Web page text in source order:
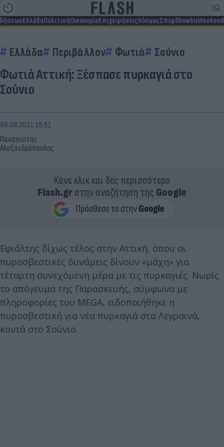
ΕλλάδαΠολιτικήΟικονομίαΕπιχειρήσειςΚόσμοςΣπορShowbizWeekend
Ελλάδα Περιβάλλον Φωτιά Σούνιο
Φωτιά Αττική: Ξέσπασε πυρκαγιά στο
Σούνιο
Παναγιώτης
Αλεξανδρόπουλος
06.08.2021 18:51
Κάνε κλικ και δες περισσότερο
Flash.grστην αναζήτηση της Google
Εφιάλτης δίχως τέλος στην Αττική, όπου οι
πυροσβεστικές δυνάμεις δίνουν «μάχη» για
τέταρτη συνεχόμενη μέρα με τις πυρκαγιές. Νωρίς
το απόγευμα της Παρασκευής, σύμφωνα με
πληροφορίες του MEGA, ειδοποιήθηκε η
πυροσβεστική για νέα πυρκαγιά στα Λεγραινά,
κοντά στο Σούνιο.